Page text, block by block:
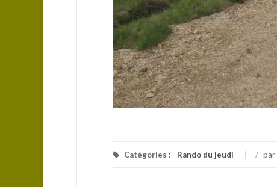
Catégories : Rando du jeudi / par